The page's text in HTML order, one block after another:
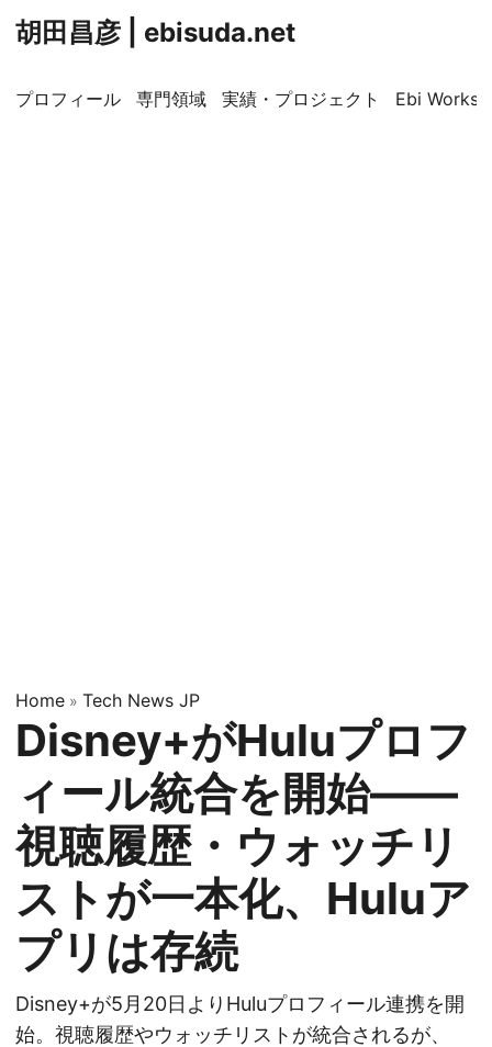
胡田昌彦 | ebisuda.net
プロフィール 専門領域 実績・プロジェクト Ebi
Home » Tech News JP
Disney+がHuluプロフ
ィール統合を開始——
視聴履歴・ウォッチリ
ストが一本化、Huluア
プリは存続
Disney+が5月20日よりHuluプロフィール連携を開
始。視聴履歴やウォッチリストが統合されるが、